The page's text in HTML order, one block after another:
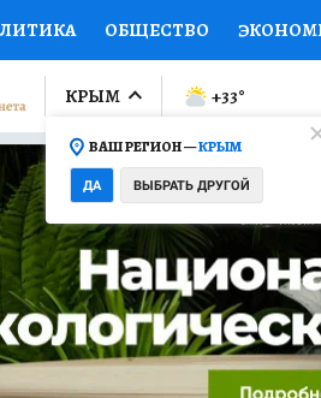
ОБЩЕСТВО
СПОРТ КОЛУМНИСТЫ
ОТКРЫВАЕМ МИР
ПРОМОКОДЫ СЕРИАЛЫ
КОНКУРСЫ РАБОТА
НА САЙТЕ
КРЫМ
ВАШ РЕГИОН —КРЫМ
ДА ВЫБРАТЬ ДРУГОЙ
+33°